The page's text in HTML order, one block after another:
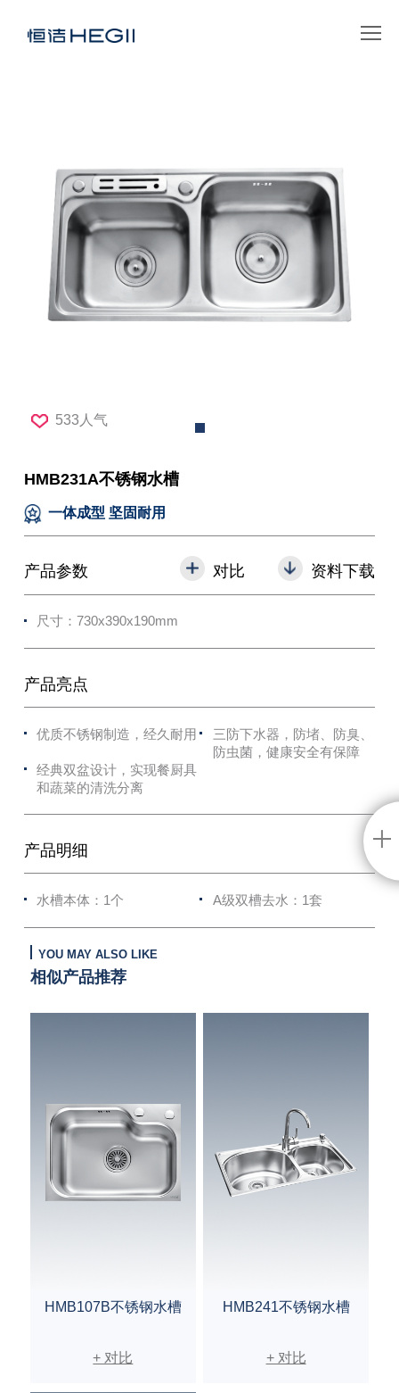
533人气
HMB231A不锈钢水槽
一体成型 坚固耐用
产品参数 资料下载
对比
尺寸：730x390x190mm
产品亮点
优质不锈钢制造，经久耐用
三防下水器，防堵、防臭、
防虫菌，健康安全有保障
经典双盆设计，实现餐厨具
和蔬菜的清洗分离
产品明细
水槽本体：1个 A级双槽去水：1套
YOU MAY ALSO LIKE
相似产品推荐
HMB107B不锈钢水槽
+ 对比
HMB241不锈钢水槽
+ 对比